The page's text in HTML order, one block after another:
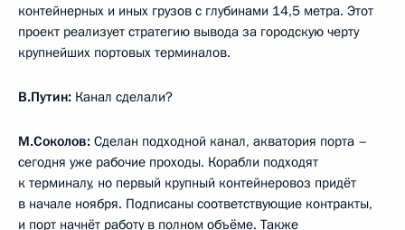
контейнерных и иных грузов с глубинами 14,5 метра. Этот
проект реализует стратегию вывода за городскую черту
крупнейших портовых терминалов.
В.Путин: Канал сделали?
М.Соколов: Сделан подходной канал, акватория порта –
сегодня уже рабочие проходы. Корабли подходят
к терминалу, но первый крупный контейнеровоз придёт
в начале ноября. Подписаны соответствующие контракты,
и порт начнёт работу в полном объёме. Также